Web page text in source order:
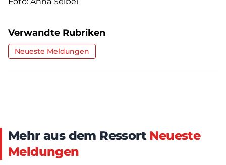
Verwandte Rubriken
Neueste Meldungen
Mehr aus dem Ressort Neueste
Meldungen